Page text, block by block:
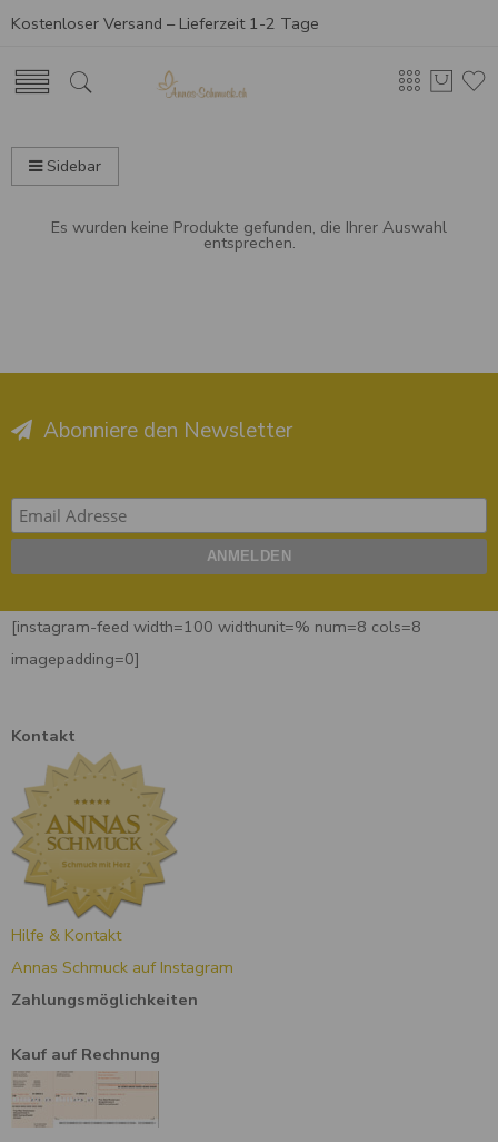
Kostenloser Versand – Lieferzeit 1-2 Tage
Sidebar
Es wurden keine Produkte gefunden, die Ihrer Auswahl
entsprechen.
Abonniere den Newsletter
[instagram-feed width=100 widthunit=% num=8 cols=8
imagepadding=0]
Kontakt
Hilfe & Kontakt
Annas Schmuck auf Instagram
Zahlungsmöglichkeiten
Kauf auf Rechnung